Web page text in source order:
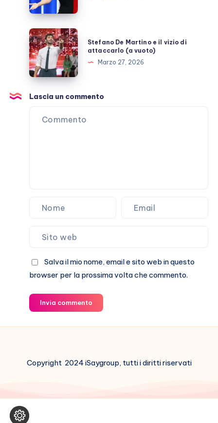
Mediaset
Stefano
De
Martino
e
vizio
di
attaccarlo
Stefano De Martino e il vizio di
attaccarlo (a vuoto)
Marzo 27, 2026
Lascia un commento
Salva il mio nome, email e sito web in questo
browser per la prossima volta che commento.
Invia commento
Copyright 2024 iSaygroup, tutti i diritti riservati